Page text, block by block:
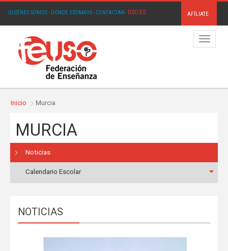
QUIÉNES SOMOS· DÓNDE ESTAMOS· CONTACTAR· USO.ES AFÍLIATE
Menú
Inicio Murcia
MURCIA
Noticias
Calendario Escolar
NOTICIAS